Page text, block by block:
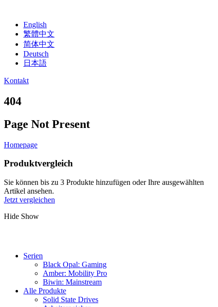
English
繁體中文
简体中文
Deutsch
日本語
Kontakt
404
Page Not Present
Homepage
Produktvergleich
Sie können bis zu 3 Produkte hinzufügen oder Ihre ausgewählten
Artikel ansehen.
Jetzt vergleichen
Hide Show
Serien
Black Opal: Gaming
Amber: Mobility Pro
Biwin: Mainstream
Alle Produkte
Solid State Drives